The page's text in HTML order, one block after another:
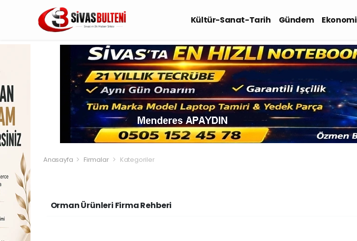
Kültür-Sanat-Tarih Gündem Ekonomi
Anasayfa Firmalar Kategoriler
Orman Ürünleri Firma Rehberi